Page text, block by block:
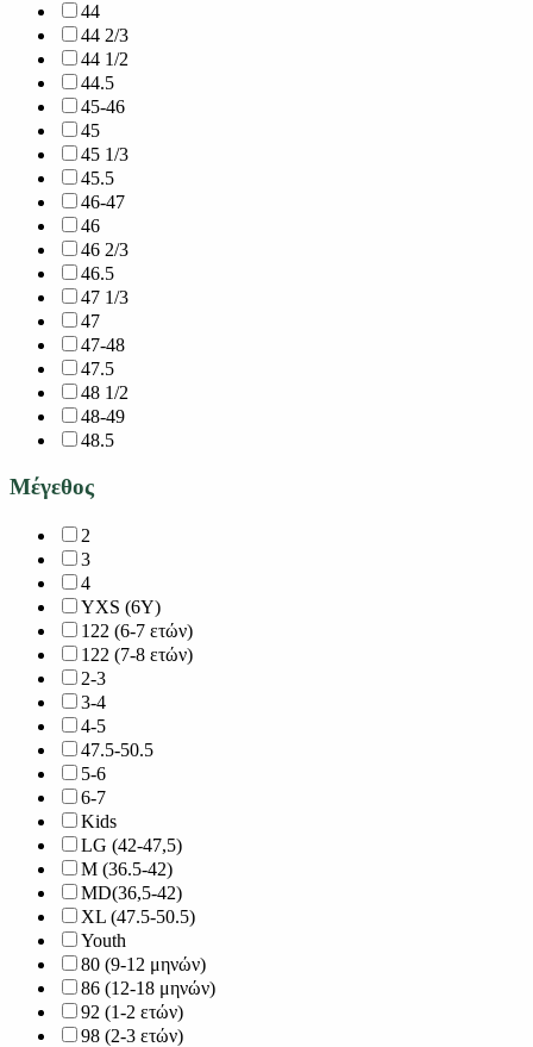
44
44 2/3
44 1/2
44.5
45-46
45
45 1/3
45.5
46-47
46
46 2/3
46.5
47 1/3
47
47-48
47.5
48 1/2
48-49
48.5
Μέγεθος
2
3
4
YXS (6Y)
122 (6-7 ετών)
122 (7-8 ετών)
2-3
3-4
4-5
47.5-50.5
5-6
6-7
Kids
LG (42-47,5)
M (36.5-42)
MD(36,5-42)
XL (47.5-50.5)
Youth
80 (9-12 μηνών)
86 (12-18 μηνών)
92 (1-2 ετών)
98 (2-3 ετών)